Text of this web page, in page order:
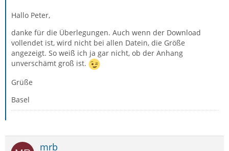
Hallo Peter,
danke für die Überlegungen. Auch wenn der Download
vollendet ist, wird nicht bei allen Datein, die Größe
angezeigt. So weiß ich ja gar nicht, ob der Anhang
unverschämt groß ist.
Grüße
Basel
mrb